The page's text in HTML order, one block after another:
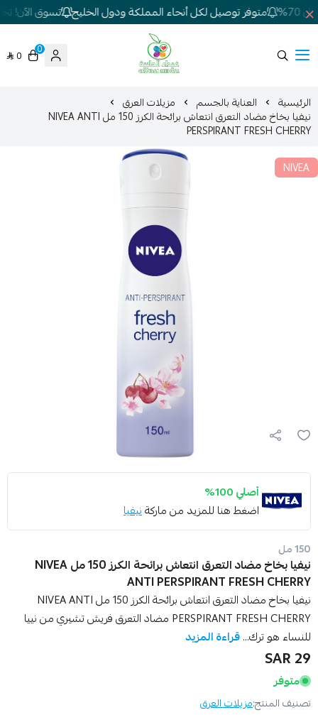
متوفر توصيل لكل أنحاء المملكة ودول الخليج تسوق الآن!
شركة غيداء المتطورة الطبية
0
0
الرئيسية العناية بالجسم مزيلات العرق
نيفيا بخاخ مضاد التعرق انتعاش برائحة الكرز 150 مل NIVEA ANTI
PERSPIRANT FRESH CHERRY
NIVEA
أصلي 100%
اضغط هنا للمزيد من ماركةنيفيا
150 مل
نيفيا بخاخ مضاد التعرق انتعاش برائحة الكرز 150 مل NIVEA
ANTI PERSPIRANT FRESH CHERRY
نيفيا بخاخ مضاد التعرق انتعاش برائحة الكرز 150 مل NIVEA ANTI
PERSPIRANT FRESH CHERRY مضاد التعرق فريش تشيري من نييا
للنساء هو ترك...قراءة المزيد
29 SAR
متوفر
تصنيف المنتج:مزيلات العرق